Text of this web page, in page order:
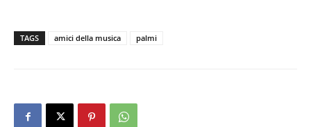
TAGS amici della musica palmi